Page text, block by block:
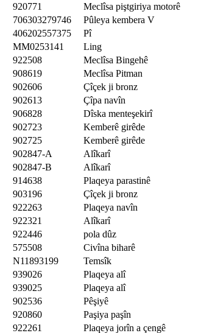
920771
Meclîsa piştgiriya motorê
706303279746
Pûleya kembera V
406202557375
Pî
MM0253141
Ling
922508
Meclîsa Bingehê
908619
Meclîsa Pitman
902606
Çîçek ji bronz
902613
Çîpa navîn
906828
Dîska menteşekirî
902723
Kemberê girêde
902725
Kemberê girêde
902847-A
Alîkarî
902847-B
Alîkarî
914638
Plaqeya parastinê
903196
Çîçek ji bronz
922263
Plaqeya navîn
922321
Alîkarî
922446
pola dûz
575508
Civîna biharê
N11893199
Temsîk
939026
Plaqeya alî
939025
Plaqeya alî
902536
Pêşiyê
920860
Paşiya paşîn
922261
Plaqeya jorîn a çengê